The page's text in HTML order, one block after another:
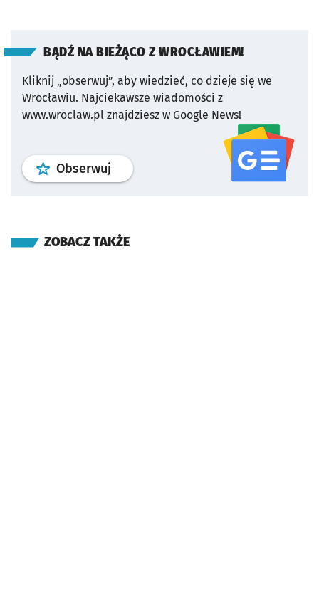
BĄDŹ NA BIEŻĄCO Z WROCŁAWIEM!
Kliknij „obserwuj”, aby wiedzieć, co dzieje się we
Wrocławiu. Najciekawsze wiadomości z
www.wroclaw.pl znajdziesz w Google News!
Obserwuj profil serwisu
ZOBACZ TAKŻE